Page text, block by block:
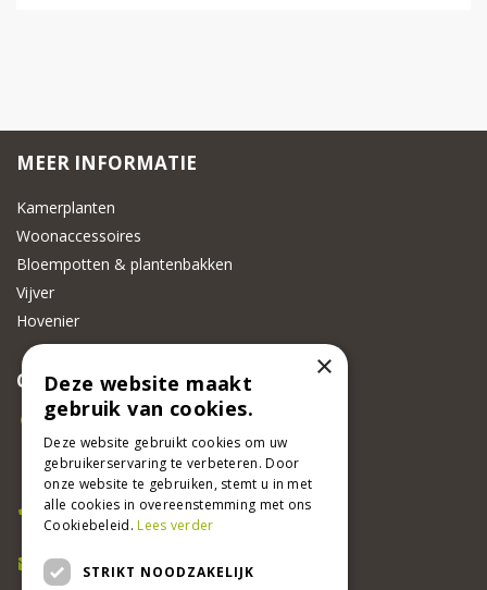
MEER INFORMATIE
Kamerplanten
Woonaccessoires
Bloempotten & plantenbakken
Vijver
Hovenier
CONTACT
Beeker Tuincentrum
Adsteeg 31
6191 PW Beek
Bel ons
046 437 2881
E-mail
info@beekertuincentrum.nl
×
Deze website maakt
gebruik van cookies.
Deze website gebruikt cookies om uw
gebruikerservaring te verbeteren. Door
onze website te gebruiken, stemt u in met
alle cookies in overeenstemming met ons
Cookiebeleid.Lees verder
STRIKT NOODZAKELIJK